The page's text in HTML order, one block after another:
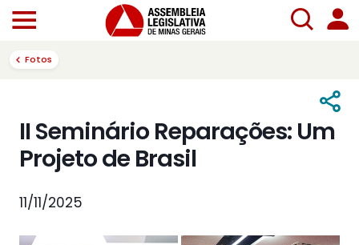
Fotos
II Seminário Reparações: Um
Projeto de Brasil
11/11/2025